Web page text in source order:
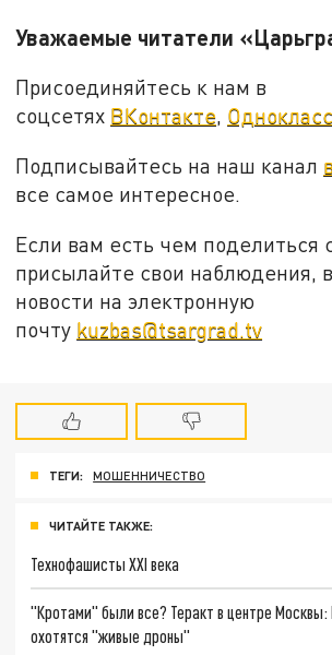
Уважаемые читатели
Присоединяйтесь к нам в
соцсетях ВКонтакте,
Подписывайтесь на наш канал
все самое интересное.
Если вам есть чем поделиться
присылайте свои наблюдения,
новости на электронную
почту kuzbas@tsargrad.tv
ТЕГИ: МОШЕННИЧЕСТВО
ЧИТАЙТЕ ТАКЖЕ:
Технофашисты XXI века
"Кротами" были все? Теракт в центре Москвы:
охотятся "живые дроны"